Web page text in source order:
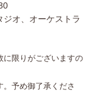
オ、オーケストラ
限りがございますの
予め御了承くださ